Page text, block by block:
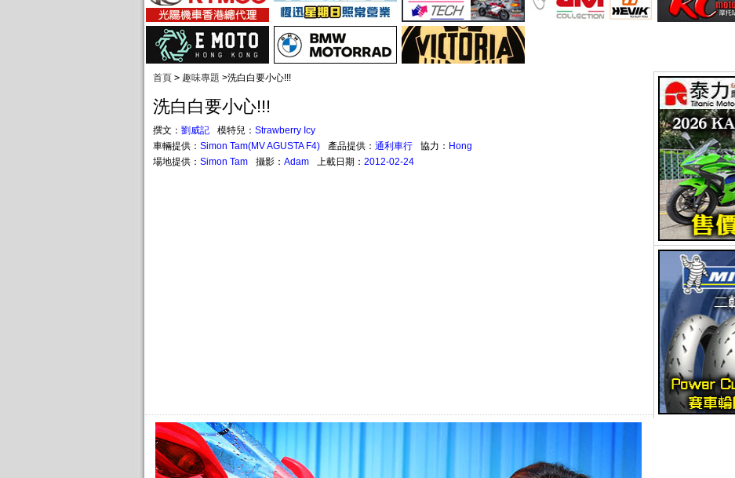
首頁 > 趣味專題 >洗白白要小心!!!
洗白白要小心!!!
撰文： 劉威記 模特兒： Strawberry Icy
車輛提供： Simon Tam(MV AGUSTA F4) 產品提供： 通利車行 協力： Hong
場地提供： Simon Tam 攝影： Adam 上載日期： 2012-02-24